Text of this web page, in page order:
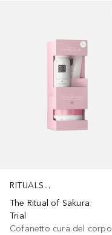
RITUALS...
The Ritual of Sakura
Trial
Cofanetto cura del corpo